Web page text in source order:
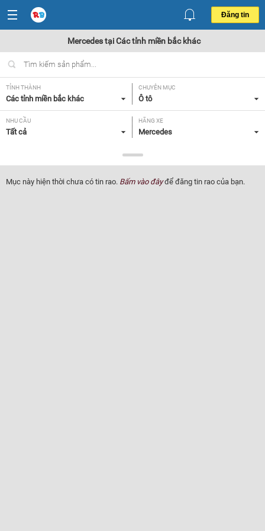
Đăng tin
Mercedes tại Các tỉnh miền bắc khác
TỈNH THÀNH
Các tỉnh miền bắc khác
CHUYÊN MỤC
Ô tô
NHU CẦU
Tất cả
HÃNG XE
Mercedes
Tất cả
NĂM SẢN XUẤT
Tất cả
GIÁ XE XUẤT XỨ
Mục này hiện thời chưa có tin rao. Bấm vào đâyđể đăng tin rao của bạn.